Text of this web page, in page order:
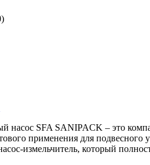
насос SFA SANIPACK – это
применения для подвесного
измельчитель, который